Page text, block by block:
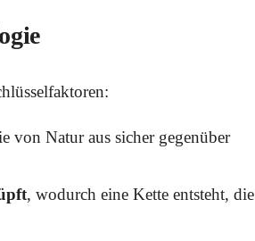
von Natur aus sicher gegenüber
, wodurch eine Kette entsteht, die